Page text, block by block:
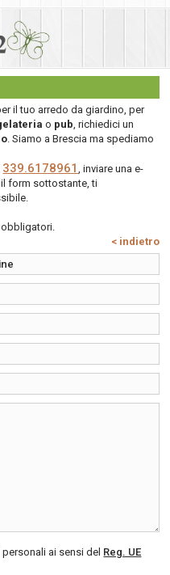
il tuo arredo da giardino, per
o pub, richiedici un
. Siamo a Brescia ma spediamo
339.6178961, inviare una e-
form sottostante, ti
< indietro
ai sensi del Reg. UE